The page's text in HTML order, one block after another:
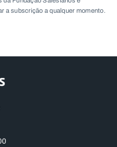
a subscrição a qualquer momento.